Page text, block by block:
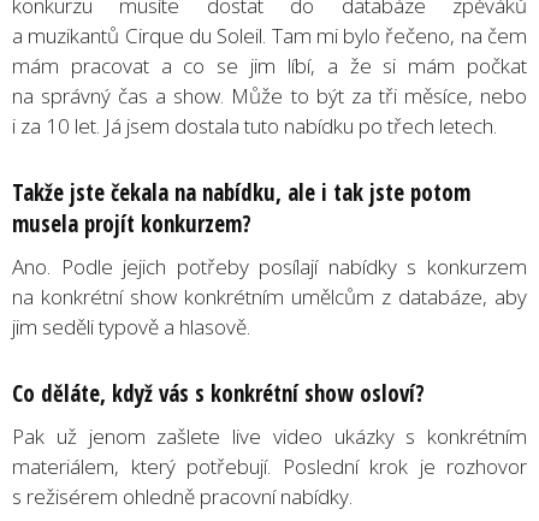
a muzikantů Cirque du Soleil. Tam mi bylo řečeno, na čem
mám pracovat a co se jim líbí, a že si mám počkat
na správný čas a show. Může to být za tři měsíce, nebo
i za 10 let. Já jsem dostala tuto nabídku po třech letech.
Takže jste čekala na nabídku, ale i tak jste potom
musela projít konkurzem?
Ano. Podle jejich potřeby posílají nabídky s konkurzem
na konkrétní show konkrétním umělcům z databáze, aby
jim seděli typově a hlasově.
Co děláte, když vás s konkrétní show osloví?
Pak už jenom zašlete live video ukázky s konkrétním
materiálem, který potřebují. Poslední krok je rozhovor
s režisérem ohledně pracovní nabídky.